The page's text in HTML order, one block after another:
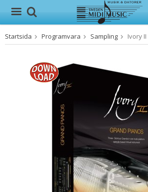
Produkten har blivit tillagd i
Startsida Programvara Sampling Ivory